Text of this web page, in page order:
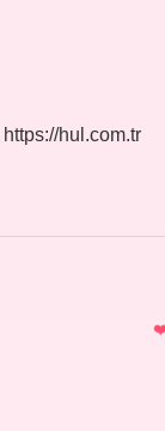
https://hul.com.tr